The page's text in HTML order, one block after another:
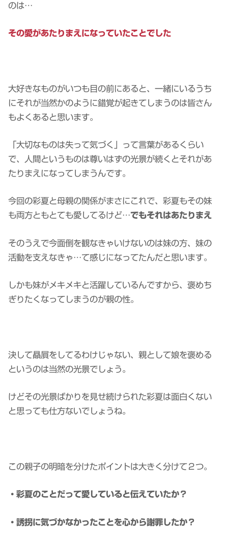
のは…
その愛があたりまえになっていたことでした
大好きなものがいつも目の前にあると、一緒にいるうち
にそれが当然かのように錯覚が起きてしまうのは皆さん
もよくあると思います。
「大切なものは失って気づく」って言葉があるくらい
で、人間というものは尊いはずの光景が続くとそれがあ
たりまえになってしまうんです。
今回の彩夏と母親の関係がまさにこれで、彩夏もその妹
も両方ともとても愛してるけど…でもそれはあたりまえ
そのうえで今面倒を観なきゃいけないのは妹の方、妹の
活動を支えなきゃ…て感じになってたんだと思います。
しかも妹がメキメキと活躍しているんですから、褒めち
ぎりたくなってしまうのが親の性。
決して贔屓をしてるわけじゃない、親として娘を褒める
というのは当然の光景でしょう。
けどその光景ばかりを見せ続けられた彩夏は面白くない
と思っても仕方ないでしょうね。
この親子の明暗を分けたポイントは大きく分けて２つ。
・彩夏のことだって愛していると伝えていたか？
・誘拐に気づかなかったことを心から謝罪したか？